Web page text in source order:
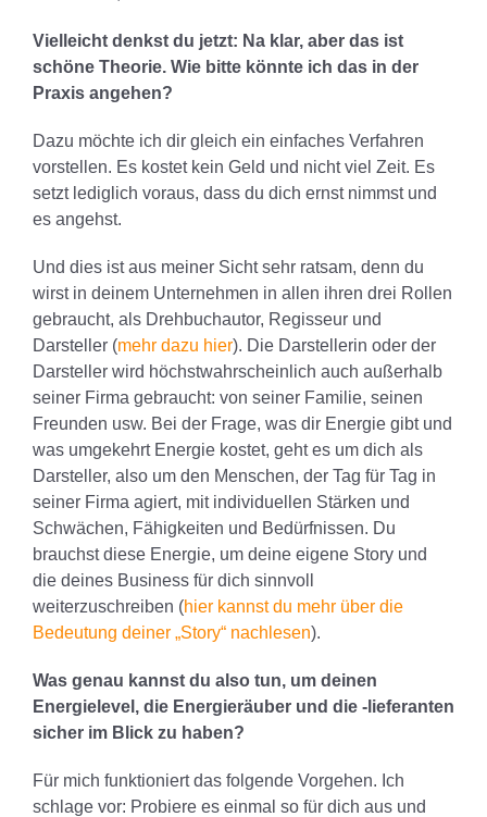
Vielleicht denkst du jetzt: Na klar, aber das ist
schöne Theorie. Wie bitte könnte ich das in der
Praxis angehen?
Dazu möchte ich dir gleich ein einfaches Verfahren
vorstellen. Es kostet kein Geld und nicht viel Zeit. Es
setzt lediglich voraus, dass du dich ernst nimmst und
es angehst.
Und dies ist aus meiner Sicht sehr ratsam, denn du
wirst in deinem Unternehmen in allen ihren drei Rollen
gebraucht, als Drehbuchautor, Regisseur und
Darsteller (mehr dazu hier). Die Darstellerin oder der
Darsteller wird höchstwahrscheinlich auch außerhalb
seiner Firma gebraucht: von seiner Familie, seinen
Freunden usw. Bei der Frage, was dir Energie gibt und
was umgekehrt Energie kostet, geht es um dich als
Darsteller, also um den Menschen, der Tag für Tag in
seiner Firma agiert, mit individuellen Stärken und
Schwächen, Fähigkeiten und Bedürfnissen. Du
brauchst diese Energie, um deine eigene Story und
die deines Business für dich sinnvoll
weiterzuschreiben (hier kannst du mehr über die
Bedeutung deiner „Story“ nachlesen).
Was genau kannst du also tun, um deinen
Energielevel, die Energieräuber und die -lieferanten
sicher im Blick zu haben?
Für mich funktioniert das folgende Vorgehen. Ich
schlage vor: Probiere es einmal so für dich aus und